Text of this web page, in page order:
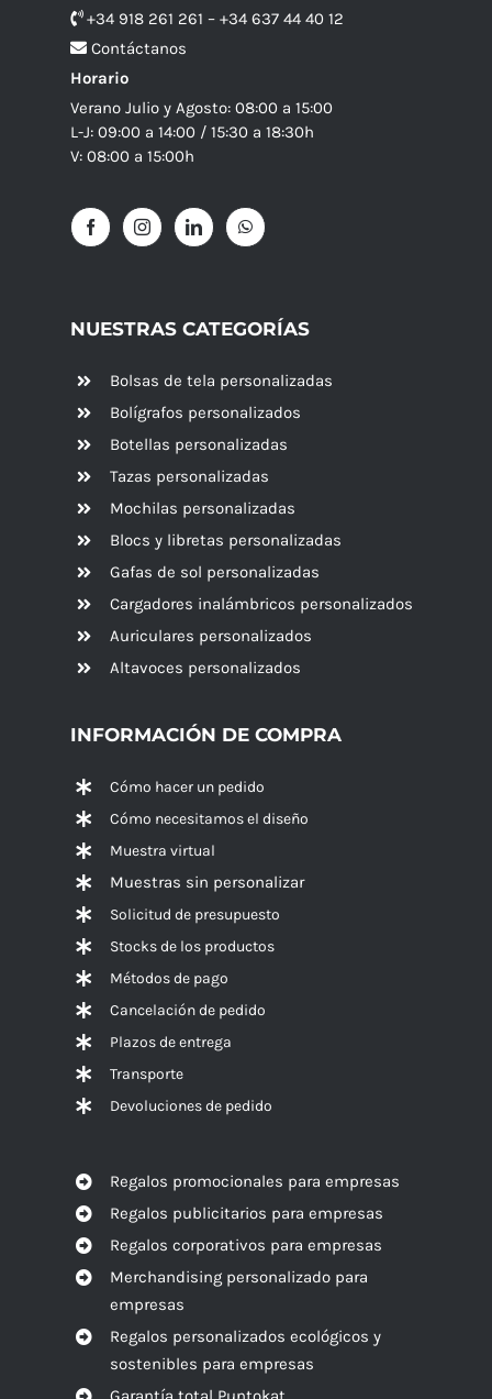
+34 918 261 261 – +34 637 44 40 12
Contáctanos
Horario
Verano Julio y Agosto: 08:00 a 15:00
L-J: 09:00 a 14:00 / 15:30 a 18:30h
V: 08:00 a 15:00h
NUESTRAS CATEGORÍAS
Bolsas de tela personalizadas
Bolígrafos personalizados
Botellas personalizadas
Tazas personalizadas
Mochilas personalizadas
Blocs y libretas personalizadas
Gafas de sol personalizadas
Cargadores inalámbricos personalizados
Auriculares personalizados
Altavoces personalizados
INFORMACIÓN DE COMPRA
Cómo hacer un pedido
Cómo necesitamos el diseño
Muestra virtual
Muestras sin personalizar
Solicitud de presupuesto
Stocks de los productos
Métodos de pago
Cancelación de pedido
Plazos de entrega
Transporte
Devoluciones de pedido
Regalos promocionales para empresas
Regalos publicitarios para empresas
Regalos corporativos para empresas
Merchandising personalizado para
empresas
Regalos personalizados ecológicos y
sostenibles para empresas